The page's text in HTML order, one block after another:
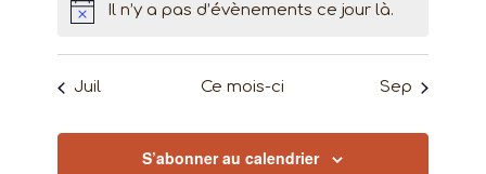
NoticeIl n’y a pas d’évènements ce jour là.
Juil Ce mois-ci Sep
S’abonner au calendrier